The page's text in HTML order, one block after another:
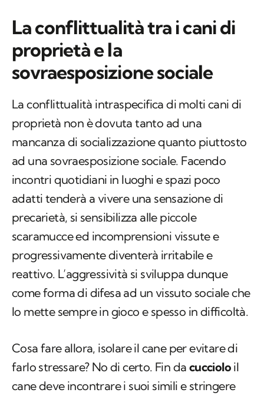
La conflittualità tra i cani di
proprietà e la
sovraesposizione sociale
La conflittualità intraspecifica di molti cani di
proprietà non è dovuta tanto ad una
mancanza di socializzazione quanto piuttosto
ad una sovraesposizione sociale. Facendo
incontri quotidiani in luoghi e spazi poco
adatti tenderà a vivere una sensazione di
precarietà, si sensibilizza alle piccole
scaramucce ed incomprensioni vissute e
progressivamente diventerà irritabile e
reattivo. L’aggressività si sviluppa dunque
come forma di difesa ad un vissuto sociale che
lo mette sempre in gioco e spesso in difficoltà.
Cosa fare allora, isolare il cane per evitare di
farlo stressare? No di certo. Fin da cucciolo il
cane deve incontrare i suoi simili e stringere